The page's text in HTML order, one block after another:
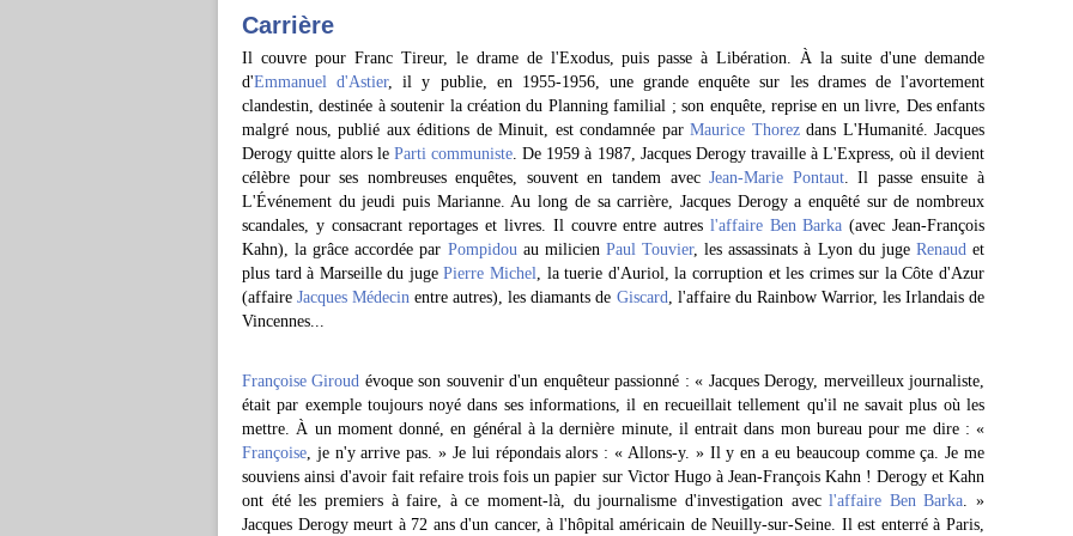
Carrière
Il couvre pour Franc Tireur, le drame de l'Exodus, puis passe à Libération. À la suite d'une demande
d'Emmanuel d'Astier, il y publie, en 1955-1956, une grande enquête sur les drames de l'avortement
clandestin, destinée à soutenir la création du Planning familial ; son enquête, reprise en un livre, Des enfants
malgré nous, publié aux éditions de Minuit, est condamnée par Maurice Thorezdans L'Humanité. Jacques
Derogy quitte alors leParti communiste. De 1959 à 1987, Jacques Derogy travaille à L'Express, où il devient
célèbre pour ses nombreuses enquêtes, souvent en tandem avecJean-Marie Pontaut. Il passe ensuite à
L'Événement du jeudi puis Marianne. Au long de sa carrière, Jacques Derogy a enquêté sur de nombreux
scandales, y consacrant reportages et livres. Il couvre entre autres l'affaire Ben Barka (avec Jean-François
Kahn), la grâce accordée par Pompidouau milicien Paul Touvier, les assassinats à Lyon du juge Renaudet
plus tard à Marseille du jugePierre Michel, la tuerie d'Auriol, la corruption et les crimes sur la Côte d'Azur
(affaireJacques Médecin entre autres), les diamants de Giscard, l'affaire du Rainbow Warrior, les Irlandais de
Vincennes...
Françoise Giroud évoque son souvenir d'un enquêteur passionné : « Jacques Derogy, merveilleux journaliste,
était par exemple toujours noyé dans ses informations, il en recueillait tellement qu'il ne savait plus où les
mettre. À un moment donné, en général à la dernière minute, il entrait dans mon bureau pour me dire : «
Françoise, je n'y arrive pas. » Je lui répondais alors : « Allons-y. » Il y en a eu beaucoup comme ça. Je me
souviens ainsi d'avoir fait refaire trois fois un papier sur Victor Hugo à Jean-François Kahn ! Derogy et Kahn
ont été les premiers à faire, à ce moment-là, du journalisme d'investigation avecl'affaire Ben Barka. »
Jacques Derogy meurt à 72 ans d'un cancer, à l'hôpital américain de Neuilly-sur-Seine. Il est enterré à Paris,